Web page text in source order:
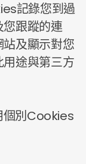
記錄您到過
跟蹤的連
及顯示對您
途與第三方
個別Cookies